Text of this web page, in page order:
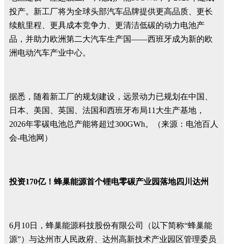
投产。新工厂将为全球头部汽车品牌提供更高品质、更长
续航里程、更具成本竞争力、更清洁低碳的动力电池产
品，并助力欧洲第二大汽车生产国——西班牙成为新的欧
洲电动汽车产业中心。
据悉，随着新工厂的规划建设，远景动力已规划在中国、
日本、美国、英国、法国和西班牙布局11大生产基地，
2026年零碳电池总产能将超过300GWh。（来源：电池百人
会-电池网）
投资170亿！蜂巢能源首个锂电零碳产业园落地四川达州
6月10日，蜂巢能源科技股份有限公司（以下简称“蜂巢能
源”）与达州市人民政府、达州高新技术产业园区管理委员